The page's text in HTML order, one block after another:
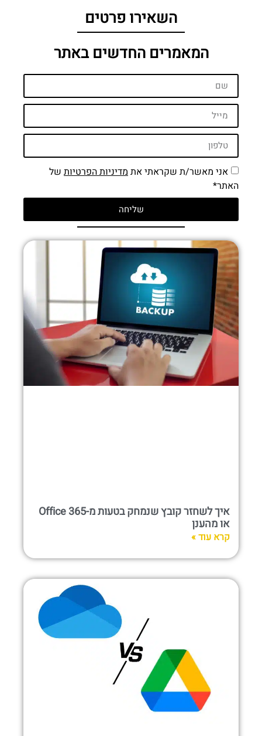
השאירו פרטים
המאמרים החדשים באתר
אני מאשר/ת שקראתי אתמדיניות הפרטיות של
האתר*
שליחה
איך לשחזר קובץ שנמחק בטעות מ-Office 365
או מהענן
קרא עוד »